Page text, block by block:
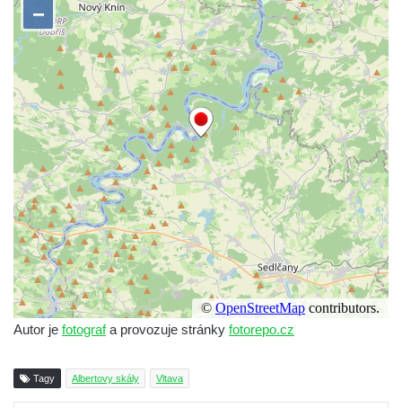
Autor je fotografa provozuje stránky fotorepo.cz
Tagy Albertovy skály Vltava